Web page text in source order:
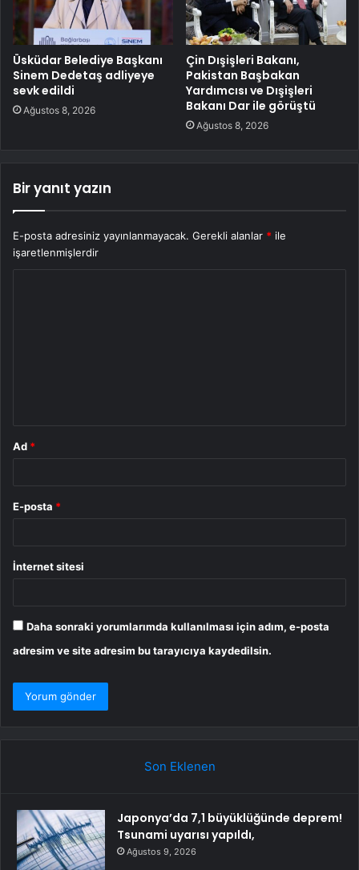
Üsküdar Belediye Başkanı
Sinem Dedetaş adliyeye
sevk edildi
Ağustos 8, 2026
Çin Dışişleri Bakanı,
Pakistan Başbakan
Yardımcısı ve Dışişleri
Bakanı Dar ile görüştü
Ağustos 8, 2026
Bir yanıt yazın
E-posta adresiniz yayınlanmayacak. Gerekli alanlar * ile
işaretlenmişlerdir
Ad *
E-posta *
İnternet sitesi
Daha sonraki yorumlarımda kullanılması için adım, e-posta
adresim ve site adresim bu tarayıcıya kaydedilsin.
Son Eklenen
Japonya’da 7,1 büyüklüğünde deprem!
Tsunami uyarısı yapıldı,
Ağustos 9, 2026